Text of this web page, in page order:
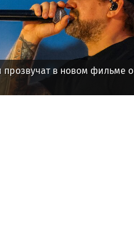
прозвучат в новом фильме о